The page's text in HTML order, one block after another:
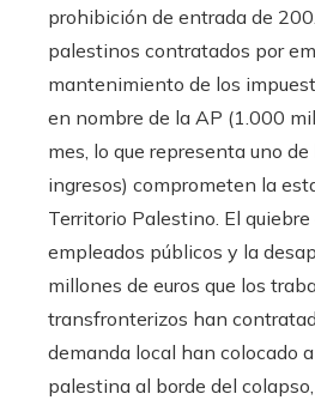
prohibición de entrada de
palestinos contratados por
mantenimiento de los
en nombre de la AP (1.000
mes, lo que representa uno
ingresos) comprometen la
Territorio Palestino. El
empleados públicos y la
millones de euros que los
transfronterizos han
demanda local han colocado
palestina al borde del